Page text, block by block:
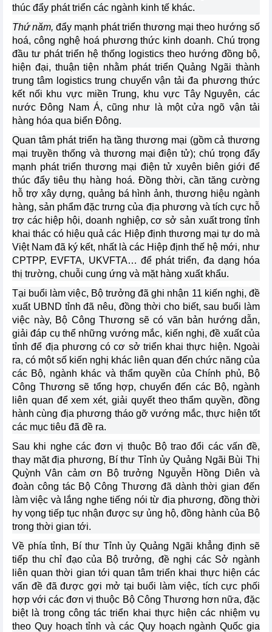
thúc đẩy phát triển các ngành kinh tế khác.
Thứ năm, đẩy mạnh phát triển thương mại theo hướng số
hoá, công nghệ hoá phương thức kinh doanh. Chú trọng
đầu tư phát triển hệ thống logistics theo hướng đồng bộ,
hiện đại, thuận tiện nhằm phát triển Quảng Ngãi thành
trung tâm logistics trung chuyển vận tải đa phương thức
kết nối khu vực miền Trung, khu vực Tây Nguyên, các
nước Đông Nam Á, cũng như là một cửa ngõ vận tải
hàng hóa qua biển Đông.
Quan tâm phát triển hạ tầng thương mại (gồm cả thương
mại truyền thống và thương mại điện tử); chú trọng đẩy
mạnh phát triển thương mại điện tử xuyên biên giới để
thúc đẩy tiêu thụ hàng hoá. Đồng thời, cần tăng cường
hỗ trợ xây dựng, quảng bá hình ảnh, thương hiệu ngành
hàng, sản phẩm đặc trưng của địa phương và tích cực hỗ
trợ các hiệp hội, doanh nghiệp, cơ sở sản xuất trong tỉnh
khai thác có hiệu quả các Hiệp định thương mại tự do mà
Việt Nam đã ký kết, nhất là các Hiệp định thế hệ mới, như
CPTPP, EVFTA, UKVFTA… để phát triển, đa dạng hóa
thị trường, chuỗi cung ứng và mặt hàng xuất khẩu.
Tại buổi làm việc, Bộ trưởng đã ghi nhận 11 kiến nghị, đề
xuất UBND tỉnh đã nêu, đồng thời cho biết, sau buổi làm
việc này, Bộ Công Thương sẽ có văn bản hướng dẫn,
giải đáp cụ thể những vướng mắc, kiến nghị, đề xuất của
tỉnh để địa phương có cơ sở triển khai thực hiện. Ngoài
ra, có một số kiến nghị khác liên quan đến chức năng của
các Bộ, ngành khác và thẩm quyền của Chính phủ, Bộ
Công Thương sẽ tổng hợp, chuyển đến các Bộ, ngành
liên quan để xem xét, giải quyết theo thẩm quyền, đồng
hành cùng địa phương tháo gỡ vướng mắc, thực hiện tốt
các mục tiêu đã đề ra.
Sau khi nghe các đơn vị thuộc Bộ trao đổi các vấn đề,
thay mặt địa phương, Bí thư Tỉnh ủy Quảng Ngãi Bùi Thị
Quỳnh Vân cảm ơn Bộ trưởng Nguyễn Hồng Diên và
đoàn công tác Bộ Công Thương đã dành thời gian đến
làm việc và lắng nghe tiếng nói từ địa phương, đồng thời
hy vọng tiếp tục nhận được sự ủng hộ, đồng hành của Bộ
trong thời gian tới.
Về phía tỉnh, Bí thư Tỉnh ủy Quảng Ngãi khẳng định sẽ
tiếp thu chỉ đạo của Bộ trưởng, đề nghị các Sở ngành
liên quan thời gian tới quan tâm triển khai thực hiện các
vấn đề đã được gợi mở tại buổi làm việc, tích cực phối
hợp với các đơn vị thuộc Bộ Công Thương hơn nữa, đặc
biệt là trong công tác triển khai thực hiện các nhiệm vụ
theo Quy hoạch tỉnh và các Quy hoạch ngành Quốc gia